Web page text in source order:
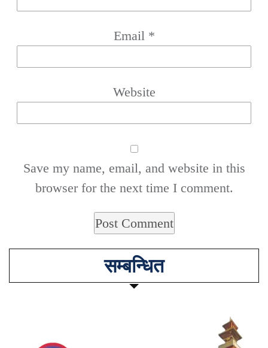
Email *
Website
Save my name, email, and website in this
browser for the next time I comment.
सम्बन्धित